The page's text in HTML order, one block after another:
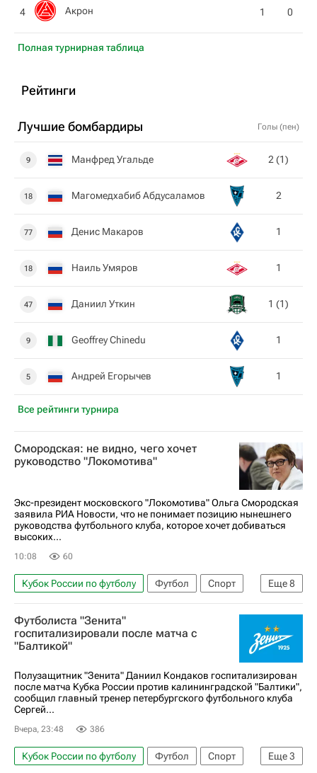
Полная турнирная таблица
4 Акрон 1 0
Рейтинги
Лучшие бомбардиры Голы (пен)
Все рейтинги турнира
9 Манфред Угальде 2 (1)
18 Магомедхабиб Абдусаламов 2
77 Денис Макаров 1
18 Наиль Умяров 1
47 Даниил Уткин 1 (1)
9 Geoffrey Chinedu 1
5 Андрей Егорычев 1
Смородская: не видно, чего хочет
руководство "Локомотива"
Экс-президент московского "Локомотива" Ольга Смородская
заявила РИА Новости, что не понимает позицию нынешнего
руководства футбольного клуба, которое хочет добиваться
высоких...
10:08 60
Еще8
Кубок России по футболу Футбол
Спорт
Россия
Ольга Смородская
Дмитрий Воробьев
Ахмат
РПЛ 2026-2027 (Чемпионат России по футболу)
Чемпионат России по футболу среди женщин
Футболиста "Зенита"
госпитализировали после матча с
"Балтикой"
Полузащитник "Зенита" Даниил Кондаков госпитализирован
после матча Кубка России против калининградской "Балтики",
сообщил главный тренер петербургского футбольного клуба
Сергей...
Вчера, 23:48 386
Еще3
Кубок России по футболу Футбол
Спорт